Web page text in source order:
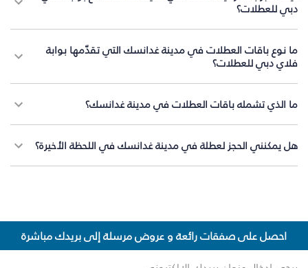
دبي للعطلات؟
ما نوع باقات العطلات في مدينة غدانسك التي تقدّمها بوابة
فلاي دبي للعطلات؟
ما الذي تشمله باقات العطلات في مدينة غدانسك؟
هل يمكنني الحجز لعطلة في مدينة غدانسك في اللحظة الأخيرة؟
احصل على صفقات رائعة و عروض مرسلة إلى بريدك مباشرة